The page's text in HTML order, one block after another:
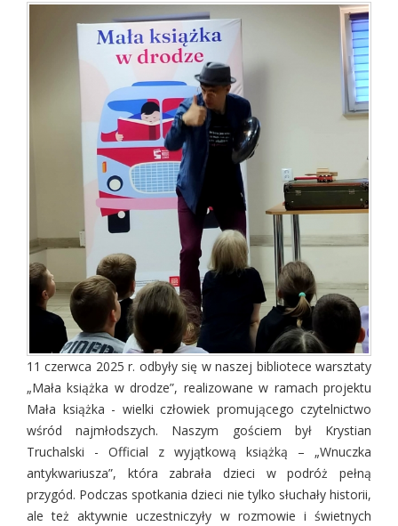
11 czerwca 2025 r. odbyły się w naszej bibliotece warsztaty
„Mała książka w drodze”, realizowane w ramach projektu
Mała książka - wielki człowiek promującego czytelnictwo
wśród najmłodszych. Naszym gościem był Krystian
Truchalski - Official z wyjątkową książką – „Wnuczka
antykwariusza”, która zabrała dzieci w podróż pełną
przygód. Podczas spotkania dzieci nie tylko słuchały historii,
ale też aktywnie uczestniczyły w rozmowie i świetnych